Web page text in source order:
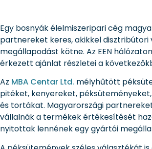
Egy bosnyák élelmiszeripari cég
partnereket keres, akikkel disztribútori
megállapodást kötne. Az EEN
érkezett ajánlat részletei a
Az MBA Centar Ltd. mélyhűtött
pitéket, kenyereket,
és tortákat. Magyarországi
vállalnák a termékek értékesítését
nyitottak lennének egy gyártói